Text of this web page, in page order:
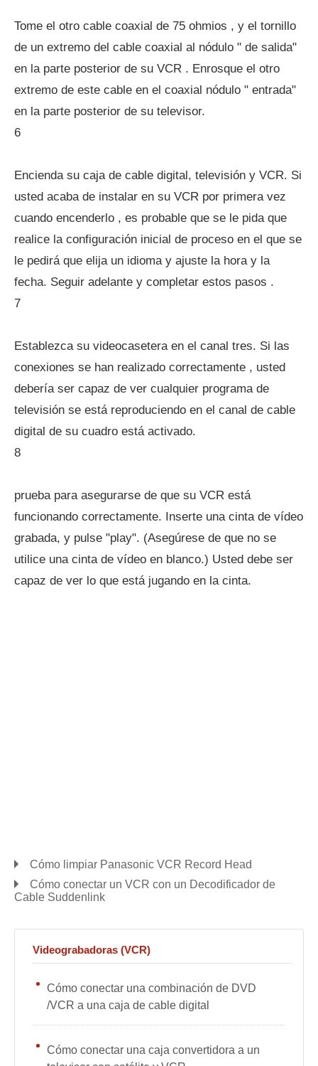
Tome el otro cable coaxial de 75 ohmios , y el tornillo
de un extremo del cable coaxial al nódulo " de salida"
en la parte posterior de su VCR . Enrosque el otro
extremo de este cable en el coaxial nódulo " entrada"
en la parte posterior de su televisor.
6
Encienda su caja de cable digital, televisión y VCR. Si
usted acaba de instalar en su VCR por primera vez
cuando encenderlo , es probable que se le pida que
realice la configuración inicial de proceso en el que se
le pedirá que elija un idioma y ajuste la hora y la
fecha. Seguir adelante y completar estos pasos .
7
Establezca su videocasetera en el canal tres. Si las
conexiones se han realizado correctamente , usted
debería ser capaz de ver cualquier programa de
televisión se está reproduciendo en el canal de cable
digital de su cuadro está activado.
8
prueba para asegurarse de que su VCR está
funcionando correctamente. Inserte una cinta de vídeo
grabada, y pulse "play". (Asegúrese de que no se
utilice una cinta de vídeo en blanco.) Usted debe ser
capaz de ver lo que está jugando en la cinta.
Cómo limpiar Panasonic VCR Record Head
Cómo conectar un VCR con un Decodificador de
Cable Suddenlink
Videograbadoras (VCR)
Cómo conectar una combinación de DVD
/VCR a una caja de cable digital
Cómo conectar una caja convertidora a un